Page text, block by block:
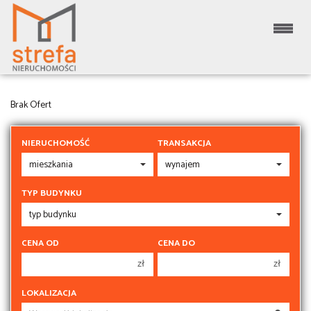
MIESZKANIA NA WYNAJEM
Brak Ofert
NIERUCHOMOŚĆ TRANSAKCJA
TYP BUDYNKU
CENA OD
zł
200 000 zł
CENA DO
zł
200 000 zł
LOKALIZACJA